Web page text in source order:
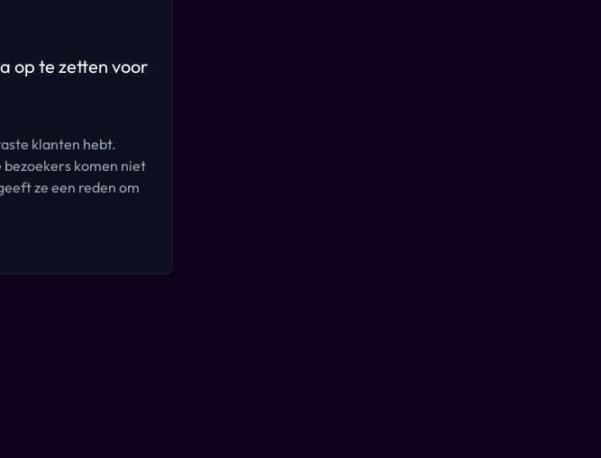
op te zetten voor
klanten hebt.
bezoekers komen niet
ze een reden om